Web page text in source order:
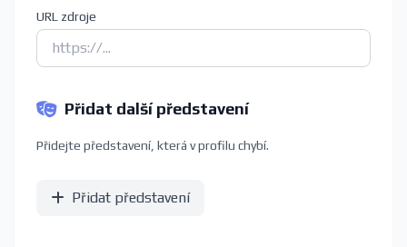
URL zdroje
Přidat další představení
Přidejte představení, která v profilu chybí.
Přidat představení